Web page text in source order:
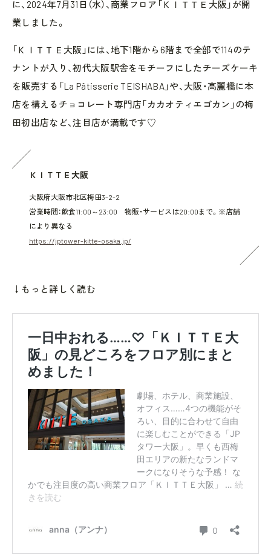
に、2024年7月31日（水）、商業フロア「ＫＩＴＴＥ大阪」が開
業しました。
「ＫＩＴＴＥ大阪」には、地下1階から6階まで全部で114のテ
ナントが入り、初代大阪駅舎をモチーフにしたチーズケーキ
を販売する「La Pâtisserie TEISHABA」や、大阪・高麗橋に本
店を構えるチョコレート専門店「カカオティエゴカン」の梅
田初出店など、注目店が満載です♡
ＫＩＴＴＥ大阪
大阪府大阪市北区梅田3-2-2
営業時間：飲食11:00～23:00 物販・サービスは20:00まで。※店舗
により異なる
https://jptower-kitte-osaka.jp/
↓もっと詳しく読む